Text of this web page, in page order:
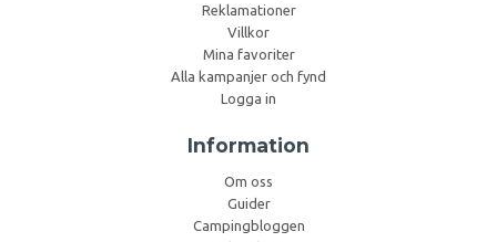
Reklamationer
Villkor
Mina favoriter
Alla kampanjer och fynd
Logga in
Information
Om oss
Guider
Campingbloggen